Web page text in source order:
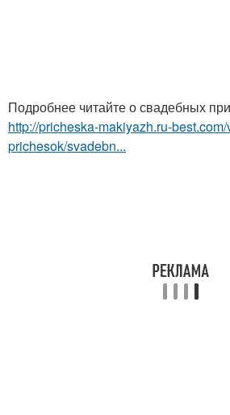
Подробнее читайте о свадебных
http://pricheska-makiyazh.ru-
prichesok/svadebn...